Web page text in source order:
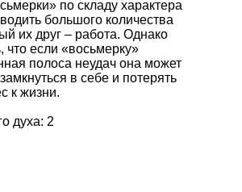
по складу характера
большого количества
их друг – работа. Однако
что если «восьмерку»
полоса неудач она может
в себе и потерять
к жизни.
духа: 2